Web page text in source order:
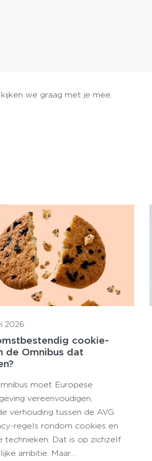
kijken we graag met je mee.
2026
cookie-
de Omnibus dat
moet Europese
vereenvoudigen,
verhouding tussen de AVG
regels rondom cookies en
technieken. Dat is op zichzelf
ambitie. Maar…